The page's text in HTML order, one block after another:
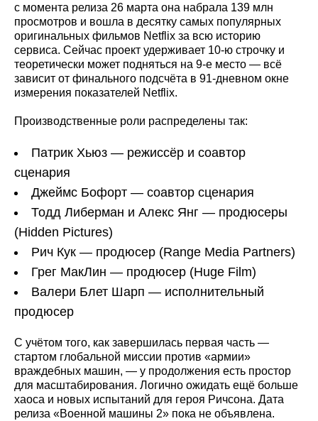
с момента релиза 26 марта она набрала 139 млн
просмотров и вошла в десятку самых популярных
оригинальных фильмов Netflix за всю историю
сервиса. Сейчас проект удерживает 10‑ю строчку и
теоретически может подняться на 9‑е место — всё
зависит от финального подсчёта в 91‑дневном окне
измерения показателей Netflix.
Производственные роли распределены так:
Патрик Хьюз — режиссёр и соавтор
сценария
Джеймс Бофорт — соавтор сценария
Тодд Либерман и Алекс Янг — продюсеры
(Hidden Pictures)
Рич Кук — продюсер (Range Media Partners)
Грег МакЛин — продюсер (Huge Film)
Валери Блет Шарп — исполнительный
продюсер
С учётом того, как завершилась первая часть —
стартом глобальной миссии против «армии»
враждебных машин, — у продолжения есть простор
для масштабирования. Логично ожидать ещё больше
хаоса и новых испытаний для героя Ричсона. Дата
релиза «Военной машины 2» пока не объявлена.